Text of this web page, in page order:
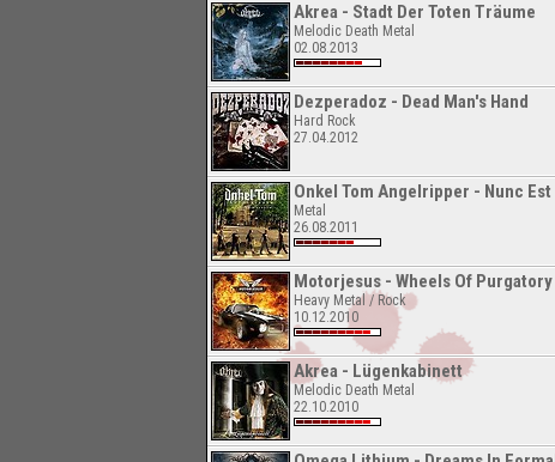
Akrea - Stadt Der Toten Träume
Melodic Death Metal
02.08.2013
Dezperadoz - Dead Man's Hand
Hard Rock
27.04.2012
Onkel Tom Angelripper - Nunc
Metal
26.08.2011
Motorjesus - Wheels Of Purgatory
Heavy Metal / Rock
10.12.2010
Akrea - Lügenkabinett
Melodic Death Metal
22.10.2010